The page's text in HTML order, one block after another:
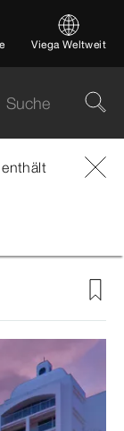
Viega Weltweit